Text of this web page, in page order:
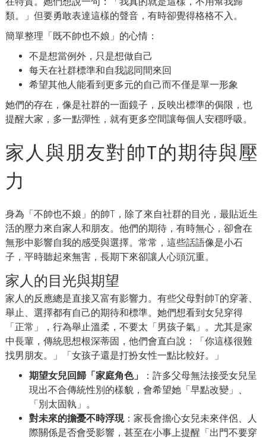
類。」但要勇敢表達這樣的聲音，有時卻覺得格格不入。
簡單整理「既不帥也不娘」的心情：
不是想當例外，只是想做自己
每天在社群標準和自我認同間來回
希望其他人能看到更多元的自己而不僅是單一形象
她們的存在，像是社群的一面鏡子，反映出標準的侷限，也
提醒大家，多一點彈性，就有更多空間讓每個人安穩呼吸。
家人與朋友對帥T的期待與壓
力
身為「不帥也不娘」的帥T，除了來自社群的目光，最貼近生
活的壓力來自家人和朋友。他們的期待，有時無心，卻會在
無形中影響自我的感受與選擇。常常，這些話語像是小石
子，平時聽起來無害，長期下來卻讓人心頭沉重。
家人的目光與期望
家人的反應總是直接又富有影響力。有些父母對帥T的穿著、
舉止、選擇都有自己的期待和標準。她們想看到女兒穿得
「正常」，行為舉止溫柔，不要太「男孩子氣」。尤其是家
中長輩，傳統思想根深蒂固，他們會直白說：「你這樣很難
找男朋友。」「女孩子還是打扮女性一點比較好。」
期望女兒回歸「家庭角色」
：許多父母無法接受女兒呈
現出不合傳統性別的樣貌，會希望她「早點改變」、
「別太固執」。
對未來的擔憂不時浮現：家長會擔心女兒未來伴侶、人
際關係是否會受影響，甚至在小事上提醒「出門不要穿